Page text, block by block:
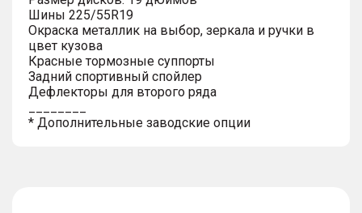
Шины 225/55R19
Окраска металлик на выбор, зеркала и ручки в
цвет кузова
Красные тормозные суппорты
Задний спортивный спойлер
Дефлекторы для второго ряда
* Дополнительные заводские опции